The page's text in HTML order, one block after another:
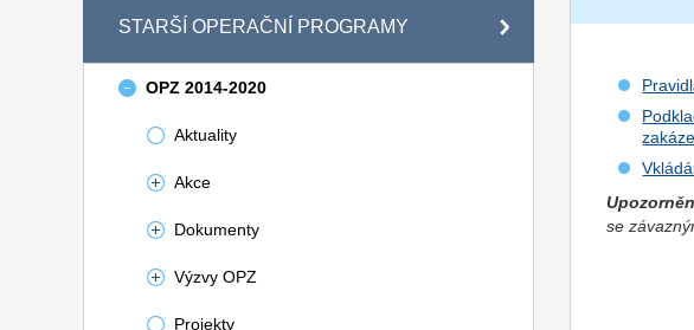
STARŠÍ OPERAČNÍ PROGRAMY
OPZ 2014-2020
Aktuality
Akce
Dokumenty
Výzvy OPZ
Projekty
se